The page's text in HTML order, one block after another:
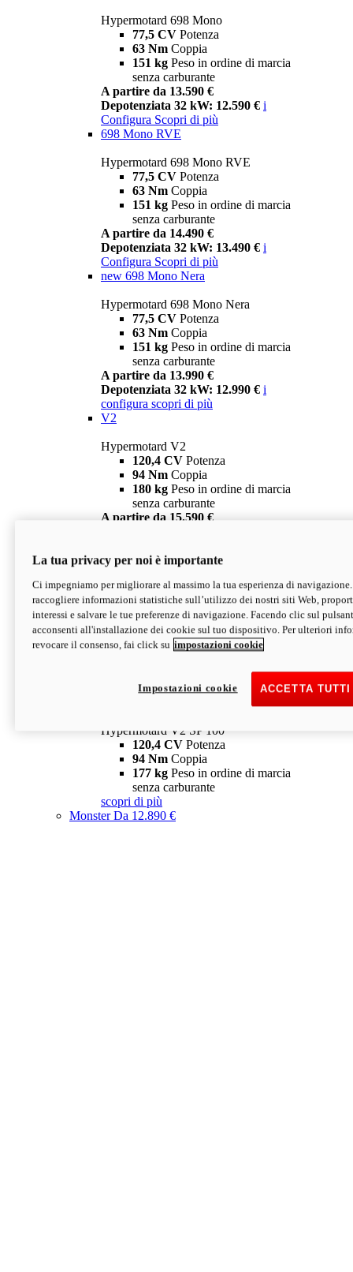
Hypermotard 698 Mono
77,5 CV Potenza
63 Nm Coppia
151 kg Peso in ordine di marcia
senza carburante
A partire da 13.590 €
Depotenziata 32 kW: 12.590 € i
Configura Scopri di più
698 Mono RVE
Hypermotard 698 Mono RVE
77,5 CV Potenza
63 Nm Coppia
151 kg Peso in ordine di marcia
senza carburante
A partire da 14.490 €
Depotenziata 32 kW: 13.490 € i
Configura Scopri di più
new 698 Mono Nera
Hypermotard 698 Mono Nera
77,5 CV Potenza
63 Nm Coppia
151 kg Peso in ordine di marcia
senza carburante
A partire da 13.990 €
Depotenziata 32 kW: 12.990 € i
configura scopri di più
V2
Hypermotard V2
120,4 CV Potenza
94 Nm Coppia
180 kg Peso in ordine di marcia
senza carburante
A partire da 15.590 €
V2 SP
Hypermotard V2 SP
120,4 CVPotenza
94 NmCoppia
177 kgPeso in ordine di marcia
senza carburante
Depotenziata 35 kW: 18.890 € i
configura scopri di più
Hypermotard V2 SP 100
120,4 CV Potenza
94 Nm Coppia
177 kg Peso in ordine di marcia
senza carburante
scopri di più
MonsterDa 12.890 €
La tua privacy per noi è importante
Ci impegniamo per migliorare al massimo la tua esperienza di
raccogliere informazioni statistiche sull’utilizzo dei nostri siti Web,
interessi e salvare le tue preferenze di navigazione. Facendo clic sul
acconsenti all'installazione dei cookie sul tuo dispositivo. Per ulteriori
revocare il consenso, fai click su impostazioni cookie
ACCETTA
Impostazioni cookie